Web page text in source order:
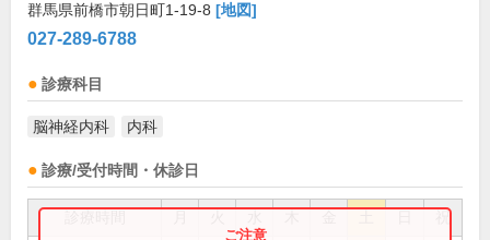
群馬県前橋市朝日町1-19-8 [地図]
027-289-6788
診療科目
脳神経内科 内科
診療/受付時間・休診日
祝